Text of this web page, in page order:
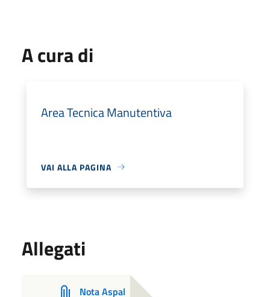
A cura di
Area Tecnica Manutentiva
VAI ALLA PAGINA
Allegati
Nota Aspal